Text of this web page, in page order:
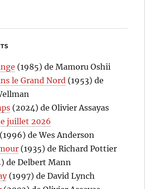
(1985) de Mamoru Oshii
le Grand Nord (1953) de
(2024) de Olivier Assayas
juillet 2026
(1996) de Wes Anderson
(1935) de Richard Pottier
de Delbert Mann
(1997) de David Lynch